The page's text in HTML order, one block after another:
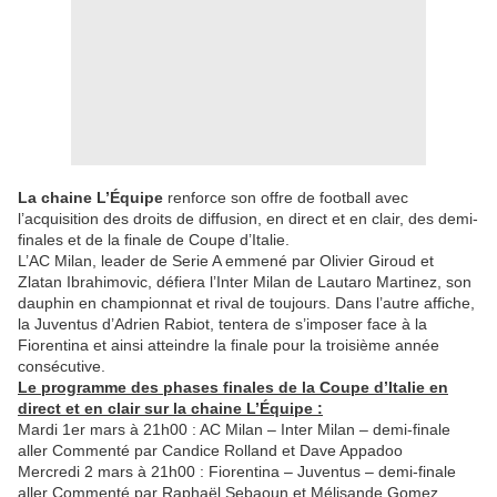
La chaine L’Équipe renforce son offre de football avec
l’acquisition des droits de diffusion, en direct et en clair, des demi-
finales et de la finale de Coupe d’Italie.
L’AC Milan, leader de Serie A emmené par Olivier Giroud et
Zlatan Ibrahimovic, défiera l’Inter Milan de Lautaro Martinez, son
dauphin en championnat et rival de toujours. Dans l’autre affiche,
la Juventus d’Adrien Rabiot, tentera de s’imposer face à la
Fiorentina et ainsi atteindre la finale pour la troisième année
consécutive.
Le programme des phases finales de la Coupe d’Italie en
direct et en clair sur la chaine L’Équipe :
Mardi 1er mars à 21h00 : AC Milan – Inter Milan – demi-finale
aller Commenté par Candice Rolland et Dave Appadoo
Mercredi 2 mars à 21h00 : Fiorentina – Juventus – demi-finale
aller Commenté par Raphaël Sebaoun et Mélisande Gomez